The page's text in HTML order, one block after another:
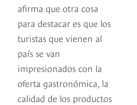
afirma que otra cosa
para destacar es que los
turistas que vienen al
país se van
impresionados con la
oferta gastronómica, la
calidad de los productos